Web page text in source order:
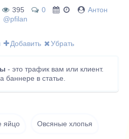
395 0
Антон
@pfilan
Добавить Убрать
- это трафик вам или клиент.
баннере в статье.
яйцо Овсяные хлопья